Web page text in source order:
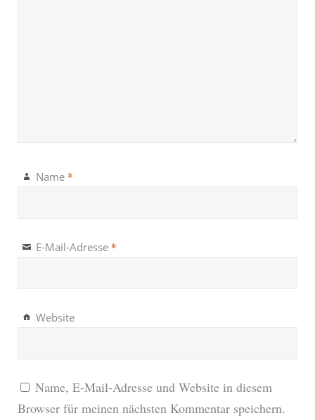
Name *
E-Mail-Adresse *
Website
Name, E-Mail-Adresse und Website in diesem
Browser für meinen nächsten Kommentar speichern.